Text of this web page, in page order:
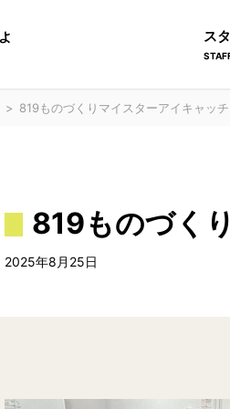
ス
819ものづくりマイスターアイキャッチ
819ものづく
2025年8月25日